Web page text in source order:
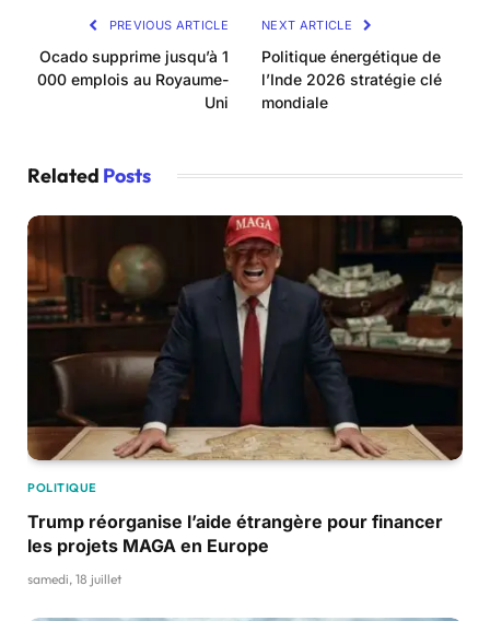
PREVIOUS ARTICLE
Ocado supprime jusqu’à 1
000 emplois au Royaume-
Uni
NEXT ARTICLE
Politique énergétique de
l’Inde 2026 stratégie clé
mondiale
Related Posts
POLITIQUE
Trump réorganise l’aide étrangère pour financer
les projets MAGA en Europe
samedi, 18 juillet